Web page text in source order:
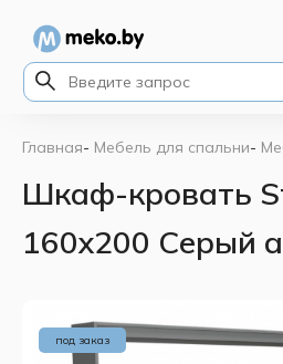
Главная- Мебель для спальни-
Шкаф-кровать
160x200 Серый
под заказ